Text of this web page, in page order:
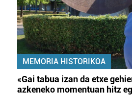
MEMORIA HISTORIKOA
«Gai tabua izan da etxe
azkeneko momentuan hitz